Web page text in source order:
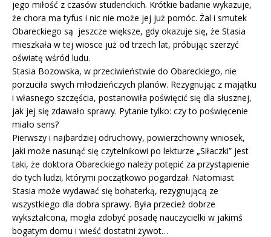
jego miłość z czasów studenckich. Krótkie badanie wykazuje,
że chora ma tyfus i nic nie może jej już pomóc. Żal i smutek
Obareckiego są jeszcze większe, gdy okazuje się, że Stasia
mieszkała w tej wiosce już od trzech lat, próbując szerzyć
oświatę wśród ludu.
Stasia Bozowska, w przeciwieństwie do Obareckiego, nie
porzuciła swych młodzieńczych planów. Rezygnując z majątku
i własnego szczęścia, postanowiła poświęcić się dla słusznej,
jak jej się zdawało sprawy. Pytanie tylko: czy to poświęcenie
miało sens?
Pierwszy i najbardziej odruchowy, powierzchowny wniosek,
jaki może nasunąć się czytelnikowi po lekturze „Siłaczki” jest
taki, że doktora Obareckiego należy potępić za przystąpienie
do tych ludzi, którymi początkowo pogardzał. Natomiast
Stasia może wydawać się bohaterką, rezygnującą ze
wszystkiego dla dobra sprawy. Była przecież dobrze
wykształcona, mogła zdobyć posadę nauczycielki w jakimś
bogatym domu i wieść dostatni żywot…